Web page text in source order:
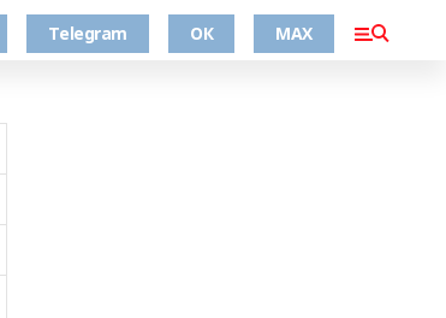
Telegram ОК MAX